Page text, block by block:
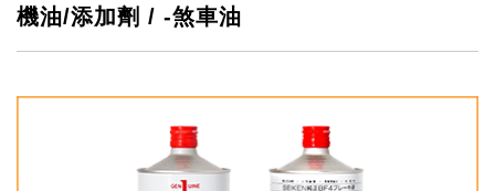
機油/添加劑 / -煞車油